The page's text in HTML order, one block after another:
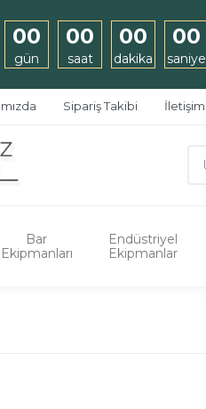
00
gün
00
saat
00
dakika
00
saniye
Sipariş Takibi İletişim
Bar
Ekipmanları
Endüstriyel
Ekipmanlar